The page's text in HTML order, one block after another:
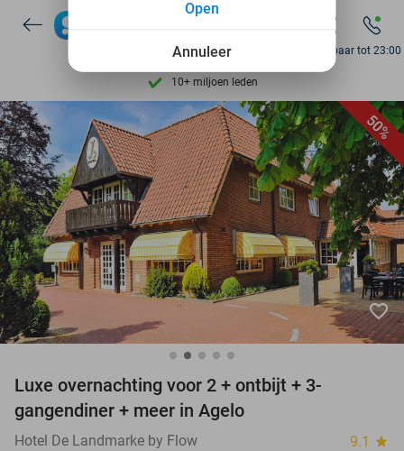
7 dagen per week beschikbaar
10+ miljoen leden
9,4 op basis van
Ontdek 15.000+ deals
7 dagen per week beschikbaar
10+ miljoen leden
Bereikbaar tot 23:00
50%
favorite_border
Luxe overnachting voor 2 + ontbijt + 3-
gangendiner + meer in Agelo
Hotel De Landmarke by Flow 9.1 star
Annuleer
Open